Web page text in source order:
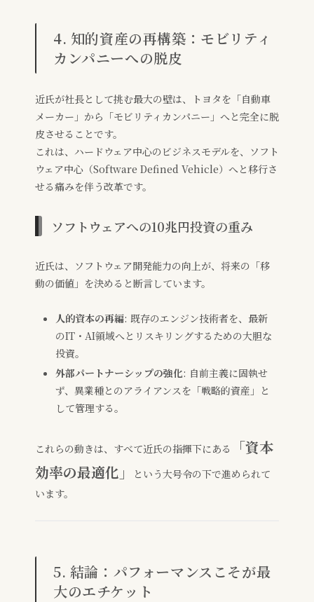
4. 知的資産の再構築：モビリティ
カンパニーへの脱皮
近氏が社長として挑む最大の壁は、トヨタを「自動車
メーカー」から「モビリティカンパニー」へと完全に脱
皮させることです。
これは、ハードウェア中心のビジネスモデルを、ソフト
ウェア中心（Software Defined Vehicle）へと移行さ
せる痛みを伴う改革です。
ソフトウェアへの10兆円投資の重み
近氏は、ソフトウェア開発能力の向上が、将来の「移
動の価値」を決めると断言しています。
人的資本の再編: 既存のエンジン技術者を、最新
のIT・AI領域へとリスキリングするための大胆な
投資。
外部パートナーシップの強化: 自前主義に固執せ
ず、異業種とのアライアンスを「戦略的資産」と
して管理する。
これらの動きは、すべて近氏の指揮下にある
「資本
効率の最適化」
という大号令の下で進められて
います。
5. 結論：パフォーマンスこそが最
大のエチケット